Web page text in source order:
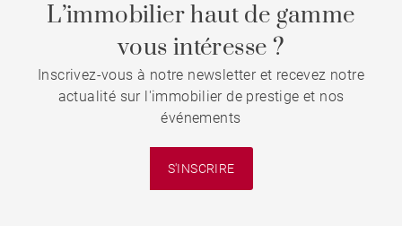
L’immobilier haut de gamme
vous intéresse ?
Inscrivez-vous à notre newsletter et recevez notre
actualité sur l'immobilier de prestige et nos
événements
S'INSCRIRE